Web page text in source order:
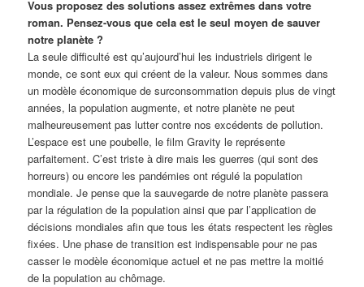
Vous proposez des solutions assez extrêmes dans votre
roman. Pensez-vous que cela est le seul moyen de sauver
notre planète ?
La seule difficulté est qu’aujourd’hui les industriels dirigent le
monde, ce sont eux qui créent de la valeur. Nous sommes dans
un modèle économique de surconsommation depuis plus de vingt
années, la population augmente, et notre planète ne peut
malheureusement pas lutter contre nos excédents de pollution.
L’espace est une poubelle, le film Gravity le représente
parfaitement. C’est triste à dire mais les guerres (qui sont des
horreurs) ou encore les pandémies ont régulé la population
mondiale. Je pense que la sauvegarde de notre planète passera
par la régulation de la population ainsi que par l’application de
décisions mondiales afin que tous les états respectent les règles
fixées. Une phase de transition est indispensable pour ne pas
casser le modèle économique actuel et ne pas mettre la moitié
de la population au chômage.